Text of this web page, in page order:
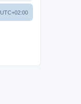
UTC+02:00